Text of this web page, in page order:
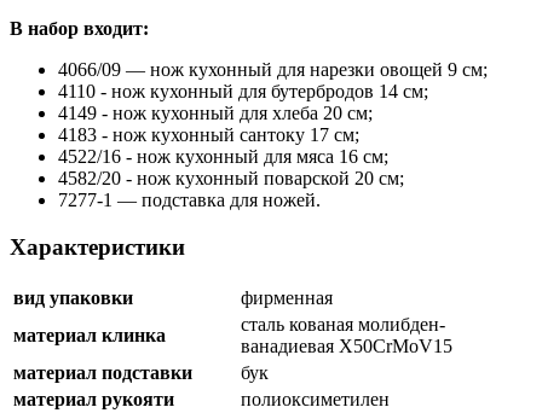
В набор входит:
4066/09 — нож кухонный для нарезки овощей 9 см;
4110 - нож кухонный для бутербродов 14 см;
4149 - нож кухонный для хлеба 20 см;
4183 - нож кухонный сантоку 17 см;
4522/16 - нож кухонный для мяса 16 см;
4582/20 - нож кухонный поварской 20 см;
7277-1 — подставка для ножей.
Характеристики
вид упаковки
фирменная
материал клинка
сталь кованая молибден-
ванадиевая X50CrMoV15
материал подставки
бук
материал рукояти
полиоксиметилен